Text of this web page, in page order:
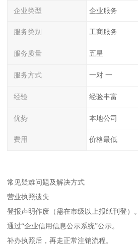
企业类型 企业服务
服务类别 工商服务
服务质量 五星
服务方式 一对 一
经验 经验丰富
优势 本地公司
费用 价格最低
常见疑难问题及解决方式
营业执照遗失
登报声明作废（需在市级以上报纸刊登）。
通过“企业信用信息公示系统”公示。
补办执照后，再走正常注销流程。